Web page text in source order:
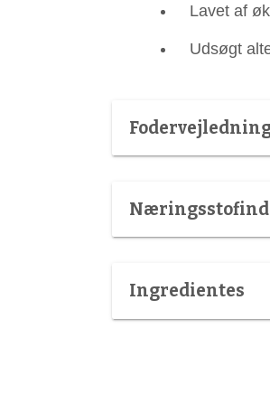
Lavet af
Udsøgt
Ingredientes